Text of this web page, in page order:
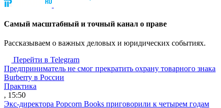
Cамый масштабный и точный канал о праве
Рассказываем о важных деловых и юридических событиях.
Перейти в Telegram
Предприниматель не смог прекратить охрану товарного знака
Burberry в России
Практика
, 15:50
Экс-директора Popcorn Books приговорили к четырем годам